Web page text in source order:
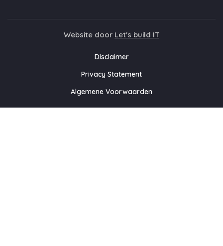
Website door Let's build IT
Disclaimer
Privacy Statement
Algemene Voorwaarden